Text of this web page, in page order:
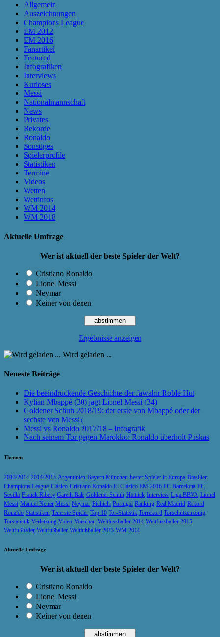
Allgemein
Auszeichnungen
Champions League
EM 2012
EM 2016
Fanartikel
Featured
Infografiken
Interviews
Kurioses
Messi
Nationalmannschaft
News
Privates
Rekorde
Ronaldo
Sonstiges
Spielerprofile
Statistiken
Termine
Videos
Wetten
Wettinfos
WM 2014
WM 2018
Aktuelle Umfrage
Wer ist aktuell der beste Spieler der Welt?
Cristiano Ronaldo
Lionel Messi
Neymar
Keiner von denen
Ergebnisse anzeigen
Wird geladen ...
Neueste Beiträge
Die beeindruckende Geschichte der Jawahir Roble Hut
Kylian Mbappé (30) jagt Lionel Messi (34)
Goldener Schuh 2018/19: der erste von Mbappé oder der
sechste von Messi?
Messi vs Ronaldo 2017/18 – Infografik
Nach seinem Tor gegen Marokko: Ronaldo überholt Puskas
Themen
2013/2014 2014/2015 Argentinien Bayern München bester Spieler in Europa Brasilien
Champions League Clásico Cristiano Ronaldo El Clásico EM 2016 FC Barcelona FC
Sevilla Franck Ribery Gareth Bale Goldener Schuh Hattrick Interview Liga BBVA Lionel
Messi Manuel Neuer Messi Neymar Pichichi Portugal Ranking Real Madrid Rekord
Ronaldo Statistiken Teuerste Spieler Top 10 Tor-Statistik Torrekord Torschützenkönig
Torstatistik Verletzung Video Vorschau Weltfussballer 2014 Weltfussballer 2015
Weltfußballer Weltfußballer Weltfußballer 2013 WM 2014
Aktuelle Umfrage
Wer ist aktuell der beste Spieler der Welt?
Cristiano Ronaldo
Lionel Messi
Neymar
Keiner von denen